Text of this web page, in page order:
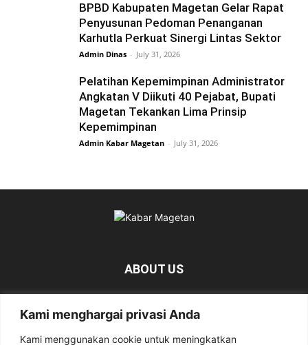
Kami menghargai privasi Anda
Kami menggunakan cookie untuk meningkatkan
BPBD Kabupaten Magetan Gelar Rapat
Penyusunan Pedoman Penanganan
Karhutla Perkuat Sinergi Lintas Sektor
Admin Dinas - July 31, 2026
Pelatihan Kepemimpinan Administrator
Angkatan V Diikuti 40 Pejabat, Bupati
Magetan Tekankan Lima Prinsip
Kepemimpinan
Admin Kabar Magetan - July 31, 2026
ABOUT US
berita tentang Magetan yang bersumber dari berbagai